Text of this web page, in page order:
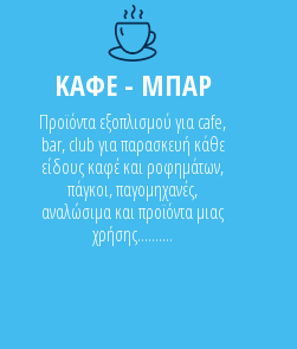
ΚΑΦΕ - ΜΠΑΡ
Προϊόντα εξοπλισμού για cafe,
bar, club για παρασκευή κάθε
είδους καφέ και ροφημάτων,
πάγκοι, παγομηχανές,
αναλώσιμα και προϊόντα μιας
χρήσης..........